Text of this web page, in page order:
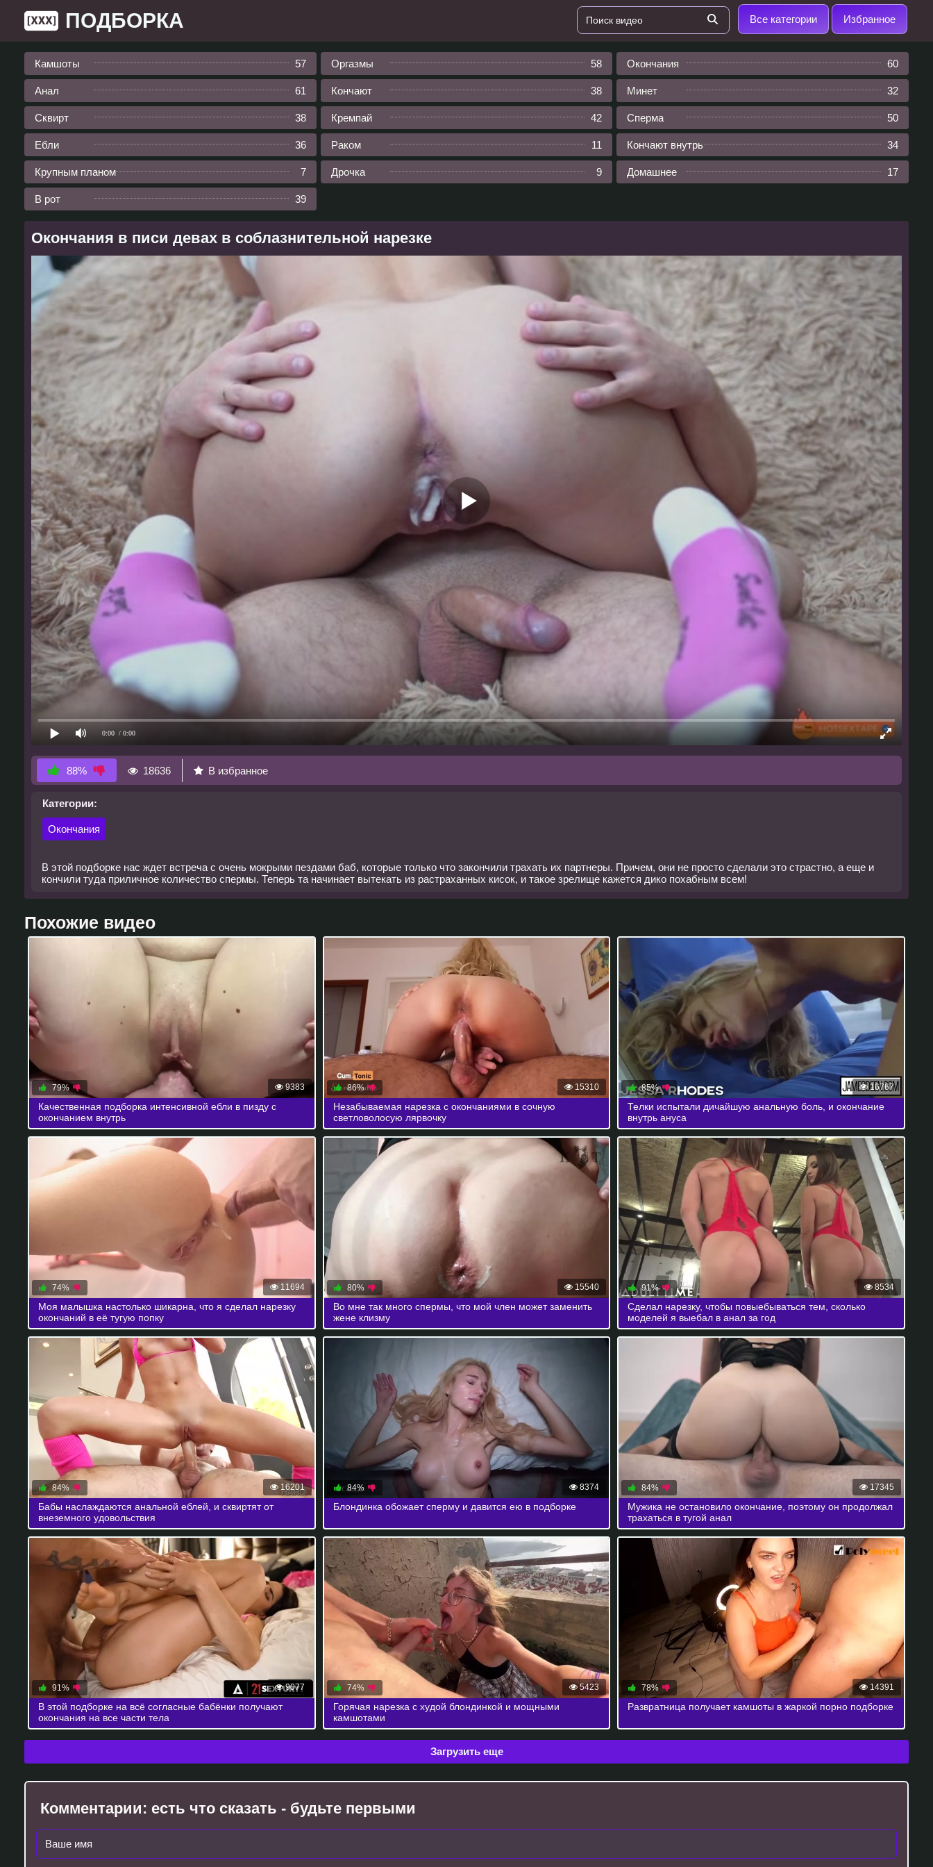
ПОДБОРКА Все категории Избранное
Камшоты 57 Оргазмы 58 Окончания 60
Анал 61 Кончают 38 Минет 32
Сквирт 38 Кремпай 42 Сперма 50
Ебли 36 Раком 11 Кончают внутрь 34
Крупным планом 7 Дрочка 9 Домашнее 17
В рот 39
Окончания в писи девах в соблазнительной нарезке
0:00 / 0:00
88% 18636 В избранное
Категории:
Окончания
В этой подборке нас ждет встреча с очень мокрыми пездами баб, которые только что закончили трахать их партнеры. Причем, они не просто сделали это страстно, а еще и
кончили туда приличное количество спермы. Теперь та начинает вытекать из растраханных кисок, и такое зрелище кажется дико похабным всем!
Похожие видео
9383
79%
Качественная подборка интенсивной ебли в пизду с
окончанием внутрь
15310
86%
Незабываемая нарезка с окончаниями в сочную
светловолосую лярвочку
16767
85%
Телки испытали дичайшую анальную боль, и окончание
внутрь ануса
11694
74%
Моя малышка настолько шикарна, что я сделал нарезку
окончаний в её тугую попку
15540
80%
Во мне так много спермы, что мой член может заменить
жене клизму
8534
91%
Сделал нарезку, чтобы повыебываться тем, сколько
моделей я выебал в анал за год
16201
84%
Бабы наслаждаются анальной еблей, и сквиртят от
внеземного удовольствия
8374
84%
Блондинка обожает сперму и давится ею в подборке
17345
84%
Мужика не остановило окончание, поэтому он продолжал
трахаться в тугой анал
9077
91%
В этой подборке на всё согласные бабёнки получают
окончания на все части тела
5423
74%
Горячая нарезка с худой блондинкой и мощными
камшотами
14391
78%
Развратница получает камшоты в жаркой порно подборке
Загрузить еще
Комментарии: есть что сказать - будьте первыми